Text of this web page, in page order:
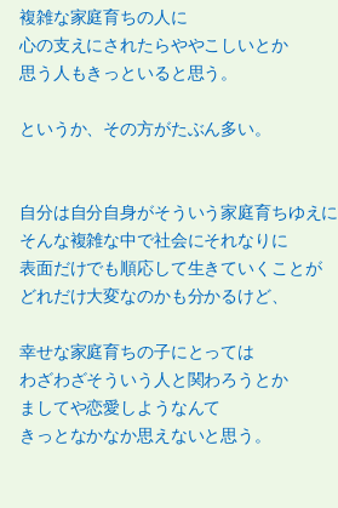
複雑な家庭育ちの人に
心の支えにされたらややこしいとか
思う人もきっといると思う。
というか、その方がたぶん多い。
自分は自分自身がそういう家庭育ちゆえに
そんな複雑な中で社会にそれなりに
表面だけでも順応して生きていくことが
どれだけ大変なのかも分かるけど、
幸せな家庭育ちの子にとっては
わざわざそういう人と関わろうとか
ましてや恋愛しようなんて
きっとなかなか思えないと思う。